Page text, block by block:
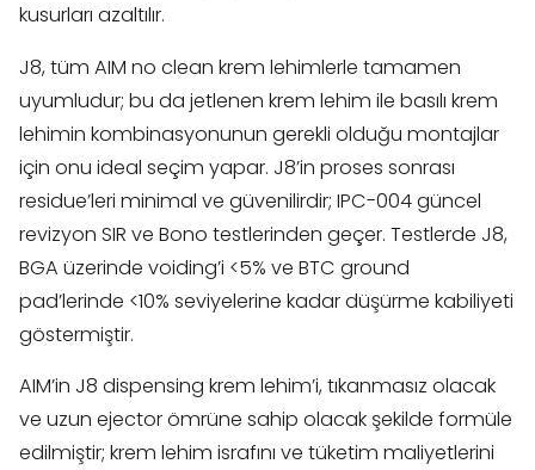
kusurları azaltılır.
J8, tüm AIM no clean krem lehimlerle tamamen
uyumludur; bu da jetlenen krem lehim ile basılı krem
lehimin kombinasyonunun gerekli olduğu montajlar
için onu ideal seçim yapar. J8’in proses sonrası
residue’leri minimal ve güvenilirdir; IPC-004 güncel
revizyon SIR ve Bono testlerinden geçer. Testlerde J8,
BGA üzerinde voiding’i <5% ve BTC ground
pad’lerinde <10% seviyelerine kadar düşürme kabiliyeti
göstermiştir.
AIM’in J8 dispensing krem lehim’i, tıkanmasız olacak
ve uzun ejector ömrüne sahip olacak şekilde formüle
edilmiştir; krem lehim israfını ve tüketim maliyetlerini